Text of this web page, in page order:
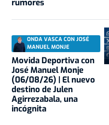
rumores
ONDA VASCA CON JOSÉ
MANUEL MONJE
Movida Deportiva con
José Manuel Monje
(06/08/26) | El nuevo
destino de Julen
Agirrezabala, una
incógnita